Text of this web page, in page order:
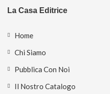
La Casa Editrice
Home
Chi Siamo
Pubblica Con Noi
Il Nostro Catalogo